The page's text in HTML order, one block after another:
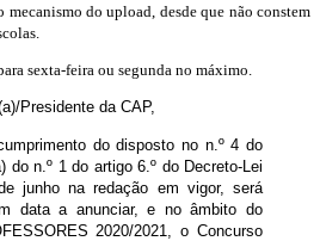
do upload, desde que não constem
sexta-feira ou segunda no máximo.
Presidente da CAP,
do disposto no n.º 4 do
do n.º 1 do artigo 6.º do Decreto-Lei
junho na redação em vigor, será
data a anunciar, e no âmbito do
2020/2021, o Concurso